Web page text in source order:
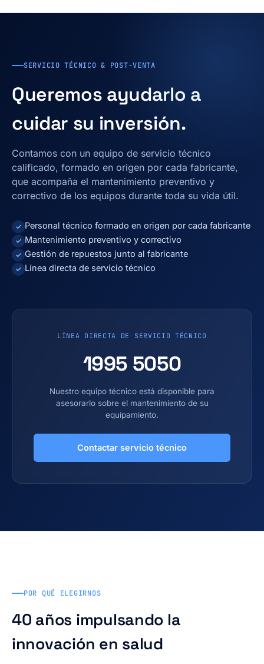
SERVICIO TÉCNICO & POST-VENTA
Queremos ayudarlo a
cuidar su inversión.
Contamos con un equipo de servicio técnico
calificado, formado en origen por cada fabricante,
que acompaña el mantenimiento preventivo y
correctivo de los equipos durante toda su vida útil.
✓ Personal técnico formado en origen por cada fabricante
✓ Mantenimiento preventivo y correctivo
✓ Gestión de repuestos junto al fabricante
✓ Línea directa de servicio técnico
LÍNEA DIRECTA DE SERVICIO TÉCNICO
1995 5050
Nuestro equipo técnico está disponible para
asesorarlo sobre el mantenimiento de su
equipamiento.
Contactar servicio técnico
POR QUÉ ELEGIRNOS
40 años impulsando la
innovación en salud